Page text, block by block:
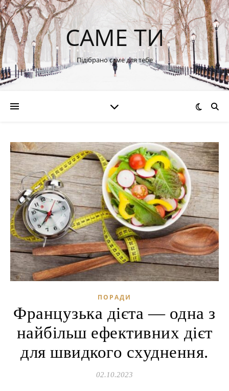
САМЕ ТИ
Підібрано саме для тебе
ПОРАДИ
Французька дієта — одна з
найбільш ефективних дієт
для швидкого схуднення.
02.10.2023